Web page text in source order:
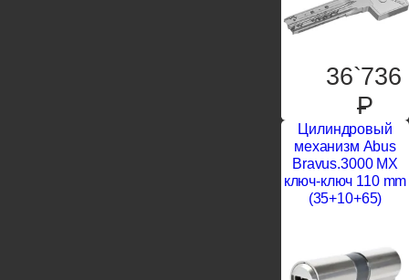
36`736
P
Цилиндровый
механизм Abus
Bravus.3000 MX
ключ-ключ 110 mm
(35+10+65)